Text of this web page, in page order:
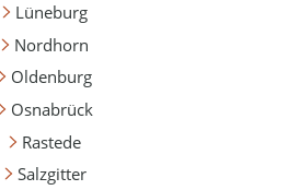
Lüneburg
Nordhorn
Oldenburg
Osnabrück
Rastede
Salzgitter